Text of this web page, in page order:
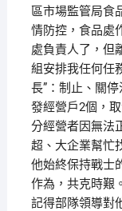
區市場監管局食
情防控，食品處
處負責人了，但
組安排我任何任
長”：制止、關
發經營戶2個
分經營者因無法
超、大企業幫
他始終保持戰士
作為，共克時
記得部隊領導對